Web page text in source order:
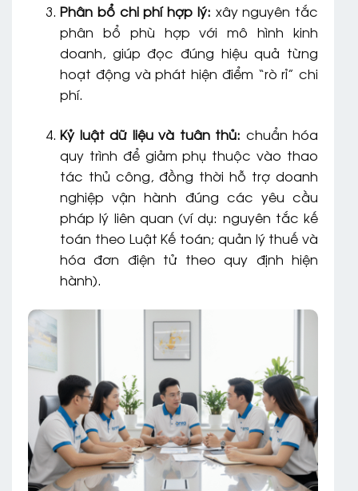
Phân bổ chi phí hợp lý: xây nguyên tắc
phân bổ phù hợp với mô hình kinh
doanh, giúp đọc đúng hiệu quả từng
hoạt động và phát hiện điểm “rò rỉ” chi
phí.
Kỷ luật dữ liệu và tuân thủ: chuẩn hóa
quy trình để giảm phụ thuộc vào thao
tác thủ công, đồng thời hỗ trợ doanh
nghiệp vận hành đúng các yêu cầu
pháp lý liên quan (ví dụ: nguyên tắc kế
toán theo Luật Kế toán; quản lý thuế và
hóa đơn điện tử theo quy định hiện
hành).